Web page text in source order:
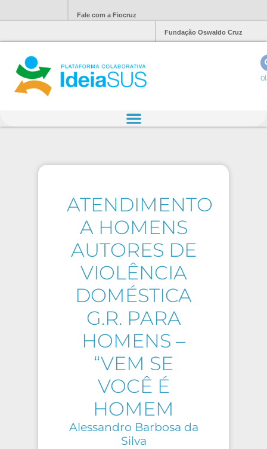
Fale com a Fiocruz
Fundação Oswaldo Cruz
ATENDIMENTO
A HOMENS
AUTORES DE
VIOLÊNCIA
DOMÉSTICA
G.R. PARA
HOMENS –
“VEM SE
VOCÊ É
HOMEM
Alessandro Barbosa da
Silva